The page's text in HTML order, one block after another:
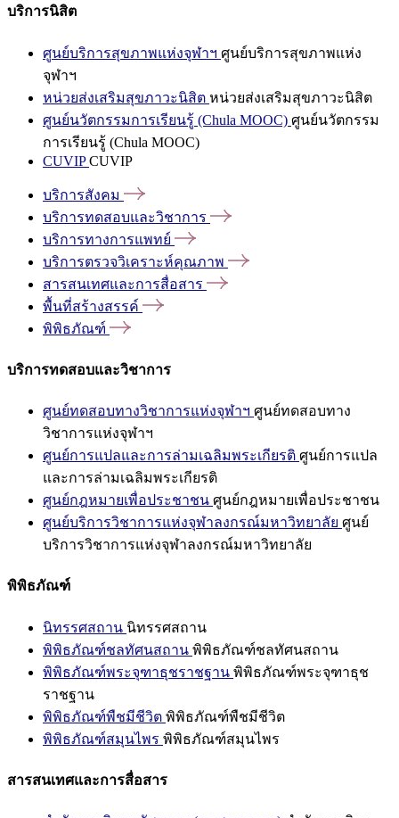
บริการนิสิต
ศูนย์บริการสุขภาพแห่งจุฬาฯ ศูนย์บริการสุขภาพแห่ง
จุฬาฯ
หน่วยส่งเสริมสุขภาวะนิสิต หน่วยส่งเสริมสุขภาวะนิสิต
ศูนย์นวัตกรรมการเรียนรู้ (Chula MOOC) ศูนย์นวัตกรรม
การเรียนรู้ (Chula MOOC)
CUVIPCUVIP
บริการสังคม
บริการทดสอบและวิชาการ
บริการทางการแพทย์
บริการตรวจวิเคราะห์คุณภาพ
สารสนเทศและการสื่อสาร
พื้นที่สร้างสรรค์
พิพิธภัณฑ์
บริการทดสอบและวิชาการ
ศูนย์ทดสอบทางวิชาการแห่งจุฬาฯ ศูนย์ทดสอบทาง
วิชาการแห่งจุฬาฯ
ศูนย์การแปลและการล่ามเฉลิมพระเกียรติ ศูนย์การแปล
และการล่ามเฉลิมพระเกียรติ
ศูนย์กฎหมายเพื่อประชาชน ศูนย์กฎหมายเพื่อประชาชน
ศูนย์บริการวิชาการแห่งจุฬาลงกรณ์มหาวิทยาลัย ศูนย์
บริการวิชาการแห่งจุฬาลงกรณ์มหาวิทยาลัย
พิพิธภัณฑ์
นิทรรศสถาน นิทรรศสถาน
พิพิธภัณฑ์ชลทัศนสถาน พิพิธภัณฑ์ชลทัศนสถาน
พิพิธภัณฑ์พระจุฑาธุชราชฐาน พิพิธภัณฑ์พระจุฑาธุช
ราชฐาน
พิพิธภัณฑ์พืชมีชีวิต พิพิธภัณฑ์พืชมีชีวิต
พิพิธภัณฑ์สมุนไพร พิพิธภัณฑ์สมุนไพร
สารสนเทศและการสื่อสาร